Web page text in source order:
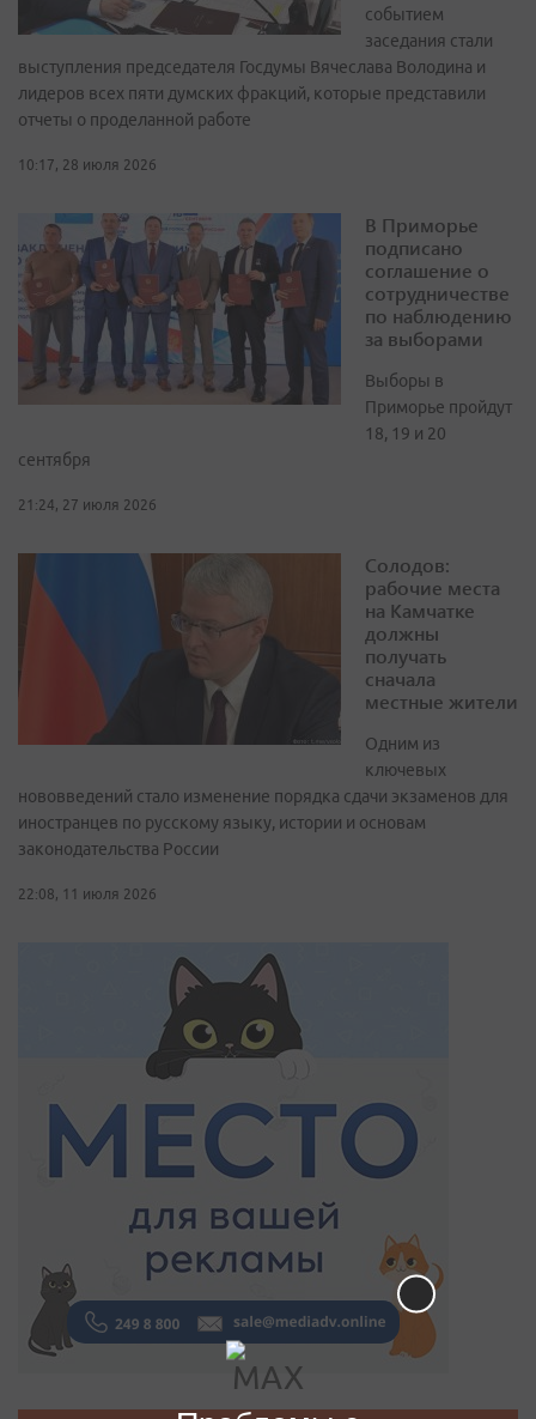
событием
заседания стали
выступления председателя Госдумы Вячеслава Володина и
лидеров всех пяти думских фракций, которые представили
отчеты о проделанной работе
10:17, 28 июля 2026
В Приморье
подписано
соглашение о
сотрудничестве
по наблюдению
за выборами
Выборы в
Приморье пройдут
18, 19 и 20
сентября
21:24, 27 июля 2026
Солодов:
рабочие места
на Камчатке
должны
получать
сначала
местные жители
Одним из
ключевых
нововведений стало изменение порядка сдачи экзаменов для
иностранцев по русскому языку, истории и основам
законодательства России
22:08, 11 июля 2026